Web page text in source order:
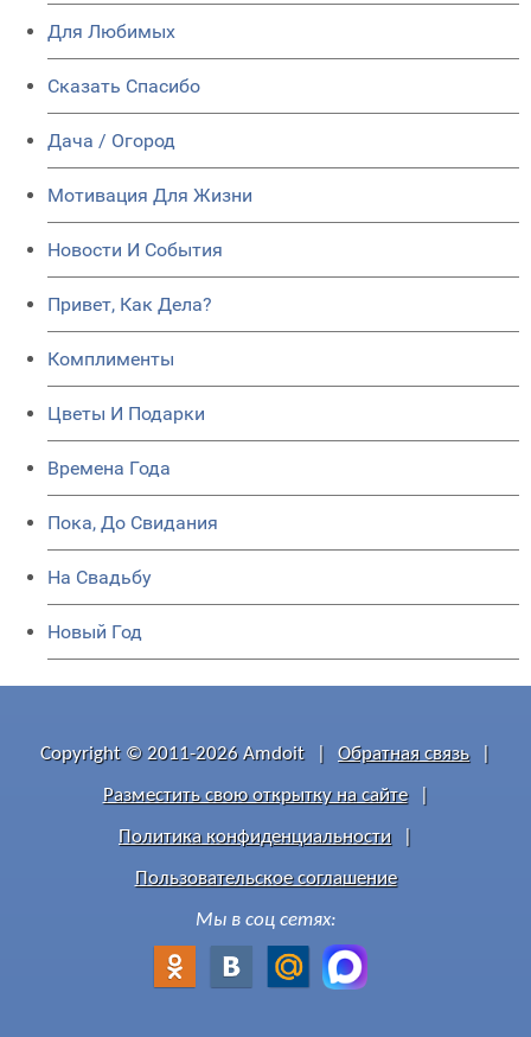
Для Любимых
Сказать Спасибо
Дача / Огород
Мотивация Для Жизни
Новости И События
Привет, Как Дела?
Комплименты
Цветы И Подарки
Времена Года
Пока, До Свидания
На Свадьбу
Новый Год
Copyright © 2011-2026 Amdoit Обратная связь
Разместить свою открытку на сайте
Политика конфиденциальности
Пользовательское соглашение
Мы в соц сетях: